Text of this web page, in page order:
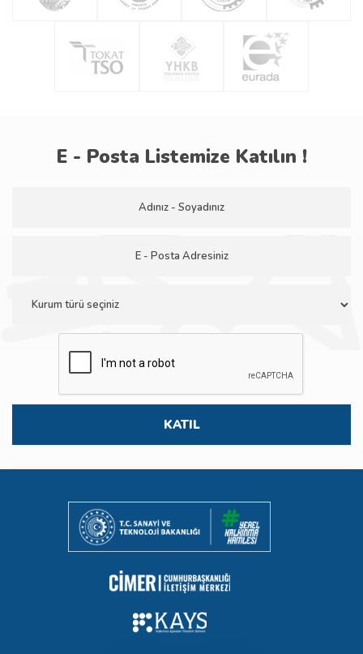
E - Posta Listemize Katılın !